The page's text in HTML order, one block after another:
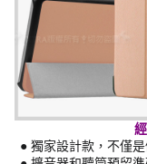
● 獨家設計款，不僅